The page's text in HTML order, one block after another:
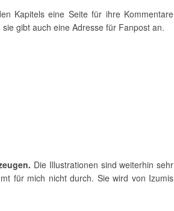
Kapitels eine Seite für ihre Kommentare
sie gibt auch eine Adresse für Fanpost an.
Die Illustrationen sind weiterhin sehr
für mich nicht durch. Sie wird von Izumis